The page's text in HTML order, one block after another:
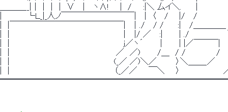
＿＿＿__|｜｜｜｜ ∨　 | 　ヽ∧! 　 |　/　　:|＼ 厶イ＼.　　｜
|　　　　 └Ｌ_|_人ノ￣￣￣￣￣￣￣￣￣|　 |　〈　 / 　 |/ 　/
|　|￣￣￣￣￣￣￣￣￣￣￣￣￣￣|　｜./　 / /　　 :|　 /＿＿＿＿
|　|　　　　　　　　　　　　　　　 　 　 　 ｜　|/ ／　 :| 　　 | ./　　 　 　
|　|　　　　　　　　　　　　　　 　 　 　 　 j／ヽ´　　 ｜ 　　| |／￣￣￣|　
|　|　　　　　　　　　　　　　　　　　　　／　／)　　　/＿　/ /　　　　　 /
|　|　　　　　　　　 　 　 　 　 　 　 　 (_／ ／)＼／　　　 〉＼＿＿_／　
|　|　　　　　　　　　　　 　 　 　 　 　 （_／／　　￣＼　　〉 　 　 　 　 　